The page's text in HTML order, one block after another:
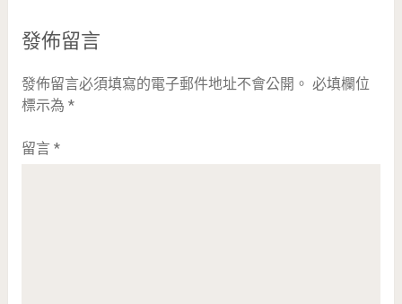
發佈留言
發佈留言必須填寫的電子郵件地址不會公開。 必填欄位
標示為 *
留言 *